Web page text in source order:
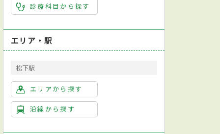
診療科目から探す
エリア・駅
松下駅
エリアから探す
沿線から探す